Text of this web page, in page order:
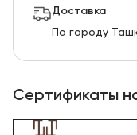
Доставка
По городу
Сертификаты